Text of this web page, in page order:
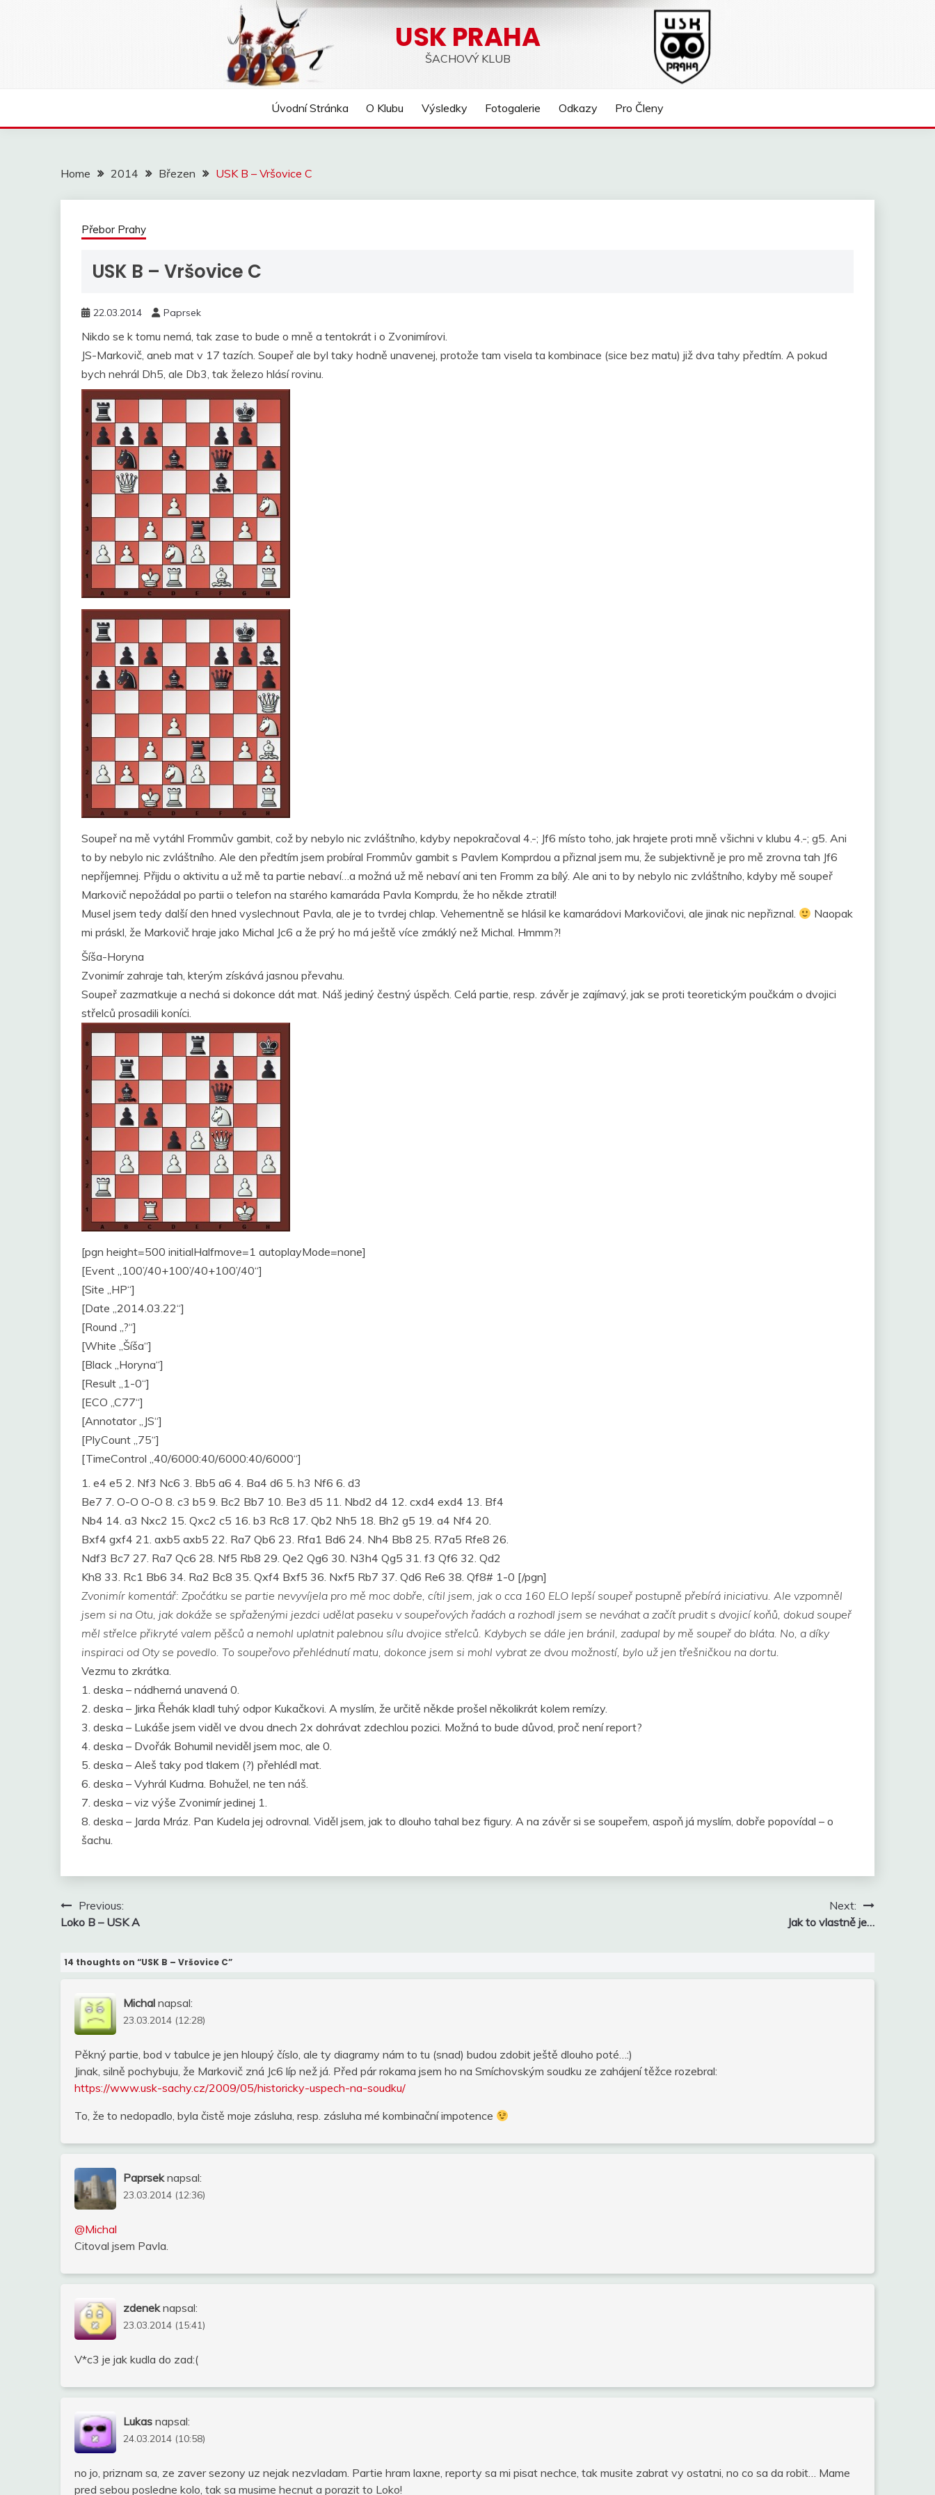
USK PRAHA
ŠACHOVÝ KLUB
Úvodní Stránka O Klubu Výsledky Fotogalerie Odkazy Pro Členy
Home 2014 Březen USK B – Vršovice C
Přebor Prahy
USK B – Vršovice C
22.03.2014 Paprsek
Nikdo se k tomu nemá, tak zase to bude o mně a tentokrát i o Zvonimírovi.
JS-Markovič, aneb mat v 17 tazích. Soupeř ale byl taky hodně unavenej, protože tam visela ta kombinace (sice bez matu) již dva tahy předtím. A pokud
bych nehrál Dh5, ale Db3, tak železo hlásí rovinu.
Soupeř na mě vytáhl Frommův gambit, což by nebylo nic zvláštního, kdyby nepokračoval 4.-; Jf6 místo toho, jak hrajete proti mně všichni v klubu 4.-; g5. Ani
to by nebylo nic zvláštního. Ale den předtím jsem probíral Frommův gambit s Pavlem Komprdou a přiznal jsem mu, že subjektivně je pro mě zrovna tah Jf6
nepříjemnej. Přijdu o aktivitu a už mě ta partie nebaví…a možná už mě nebaví ani ten Fromm za bílý. Ale ani to by nebylo nic zvláštního, kdyby mě soupeř
Markovič nepožádal po partii o telefon na starého kamaráda Pavla Komprdu, že ho někde ztratil!
Musel jsem tedy další den hned vyslechnout Pavla, ale je to tvrdej chlap. Vehementně se hlásil ke kamarádovi Markovičovi, ale jinak nic nepřiznal.
Naopak
mi práskl, že Markovič hraje jako Michal Jc6 a že prý ho má ještě více zmáklý než Michal. Hmmm?!
Šíša-Horyna
Zvonimír zahraje tah, kterým získává jasnou převahu.
Soupeř zazmatkuje a nechá si dokonce dát mat. Náš jediný čestný úspěch. Celá partie, resp. závěr je zajímavý, jak se proti teoretickým poučkám o dvojici
střelců prosadili koníci.
[pgn height=500 initialHalfmove=1 autoplayMode=none]
[Event „100’/40+100’/40+100’/40“]
[Site „HP“]
[Date „2014.03.22“]
[Round „?“]
[White „Šíša“]
[Black „Horyna“]
[Result „1-0“]
[ECO „C77“]
[Annotator „JS“]
[PlyCount „75“]
[TimeControl „40/6000:40/6000:40/6000“]
1. e4 e5 2. Nf3 Nc6 3. Bb5 a6 4. Ba4 d6 5. h3 Nf6 6. d3
Be7 7. O-O O-O 8. c3 b5 9. Bc2 Bb7 10. Be3 d5 11. Nbd2 d4 12. cxd4 exd4 13. Bf4
Nb4 14. a3 Nxc2 15. Qxc2 c5 16. b3 Rc8 17. Qb2 Nh5 18. Bh2 g5 19. a4 Nf4 20.
Bxf4 gxf4 21. axb5 axb5 22. Ra7 Qb6 23. Rfa1 Bd6 24. Nh4 Bb8 25. R7a5 Rfe8 26.
Ndf3 Bc7 27. Ra7 Qc6 28. Nf5 Rb8 29. Qe2 Qg6 30. N3h4 Qg5 31. f3 Qf6 32. Qd2
Kh8 33. Rc1 Bb6 34. Ra2 Bc8 35. Qxf4 Bxf5 36. Nxf5 Rb7 37. Qd6 Re6 38. Qf8# 1-0 [/pgn]
Zvonimír komentář: Zpočátku se partie nevyvíjela pro mě moc dobře, cítil jsem, jak o cca 160 ELO lepší soupeř postupně přebírá iniciativu. Ale vzpomněl
jsem si na Otu, jak dokáže se spřaženými jezdci udělat paseku v soupeřových řadách a rozhodl jsem se neváhat a začít prudit s dvojicí koňů, dokud soupeř
měl střelce přikryté valem pěšců a nemohl uplatnit palebnou sílu dvojice střelců. Kdybych se dále jen bránil, zadupal by mě soupeř do bláta. No, a díky
inspiraci od Oty se povedlo. To soupeřovo přehlédnutí matu, dokonce jsem si mohl vybrat ze dvou možností, bylo už jen třešničkou na dortu.
Vezmu to zkrátka.
1. deska – nádherná unavená 0.
2. deska – Jirka Řehák kladl tuhý odpor Kukačkovi. A myslím, že určitě někde prošel několikrát kolem remízy.
3. deska – Lukáše jsem viděl ve dvou dnech 2x dohrávat zdechlou pozici. Možná to bude důvod, proč není report?
4. deska – Dvořák Bohumil neviděl jsem moc, ale 0.
5. deska – Aleš taky pod tlakem (?) přehlédl mat.
6. deska – Vyhrál Kudrna. Bohužel, ne ten náš.
7. deska – viz výše Zvonimír jedinej 1.
8. deska – Jarda Mráz. Pan Kudela jej odrovnal. Viděl jsem, jak to dlouho tahal bez figury. A na závěr si se soupeřem, aspoň já myslím, dobře popovídal – o
šachu.
Navigace
příspěvek
Previous:
Loko B – USK A
Next:
Jak to vlastně je…
14 thoughts on “USK B – Vršovice C”
Michal napsal:
23.03.2014 (12:28)
Pěkný partie, bod v tabulce je jen hloupý číslo, ale ty diagramy nám to tu (snad) budou zdobit ještě dlouho poté…:)
Jinak, silně pochybuju, že Markovič zná Jc6 líp než já. Před pár rokama jsem ho na Smíchovským soudku ze zahájení těžce rozebral:
https://www.usk-sachy.cz/2009/05/historicky-uspech-na-soudku/
To, že to nedopadlo, byla čistě moje zásluha, resp. zásluha mé kombinační impotence
Paprsek napsal:
23.03.2014 (12:36)
@Michal
Citoval jsem Pavla.
zdenek napsal:
23.03.2014 (15:41)
V*c3 je jak kudla do zad:(
Lukas napsal:
24.03.2014 (10:58)
no jo, priznam sa, ze zaver sezony uz nejak nezvladam. Partie hram laxne, reporty sa mi pisat nechce, tak musite zabrat vy ostatni, no co sa da robit… Mame
pred sebou posledne kolo, tak sa musime hecnut a porazit to Loko!